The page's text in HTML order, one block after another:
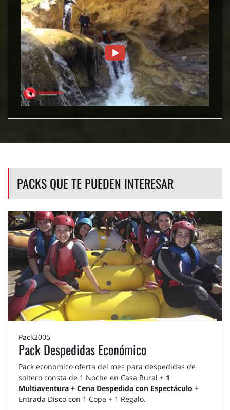
PACKS QUE TE PUEDEN INTERESAR
Pack2005
Pack Despedidas Económico
Pack economico oferta del mes para despedidas de
soltero consta de 1 Noche en Casa Rural + 1
Multiaventura + Cena Despedida con Espectáculo +
Entrada Disco con 1 Copa + 1 Regalo.